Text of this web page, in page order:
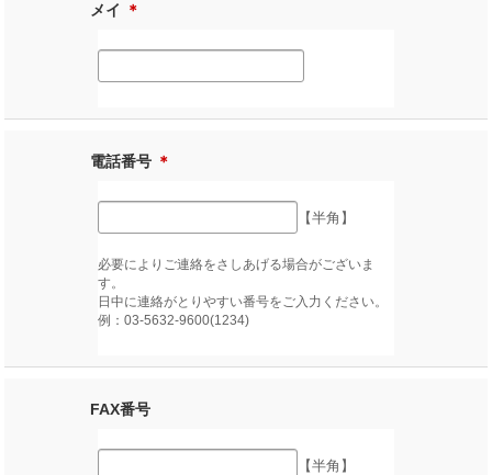
メイ ＊
電話番号 ＊
【半角】
必要によりご連絡をさしあげる場合がございま
す。
日中に連絡がとりやすい番号をご入力ください。
例：03-5632-9600(1234)
FAX番号
【半角】